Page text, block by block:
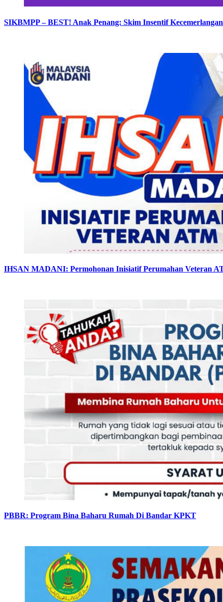
SIKBMPP – BEST! Anak Penang: Skim Insentif
IHSAN MADANI: Permohonan Inisiatif Perumahan Veteran
PBBR: Program Bina Baharu Rumah Di Bandar KPKT